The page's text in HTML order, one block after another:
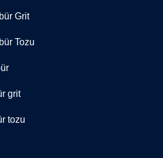
Grit
Tozu
grit
tozu